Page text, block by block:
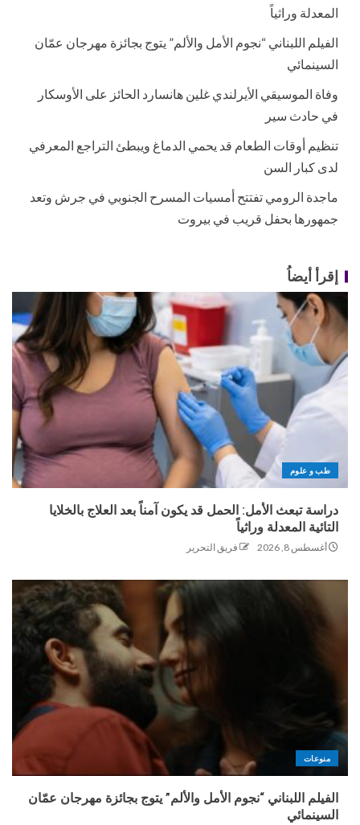
المعدلة وراثياً
الفيلم اللبناني “نجوم الأمل والألم” يتوج بجائزة مهرجان عمّان
السينمائي
وفاة الموسيقي الأيرلندي غلين هانسارد الحائز على الأوسكار
في حادث سير
تنظيم أوقات الطعام قد يحمي الدماغ ويبطئ التراجع المعرفي
لدى كبار السن
ماجدة الرومي تفتتح أمسيات المسرح الجنوبي في جرش وتعد
جمهورها بحفل قريب في بيروت
إقرأ أيضاُ
طب و علوم
دراسة تبعث الأمل: الحمل قد يكون آمناً بعد العلاج بالخلايا
التائية المعدلة وراثياً
أغسطس 8, 2026 فريق التحرير
منوعات
الفيلم اللبناني “نجوم الأمل والألم” يتوج بجائزة مهرجان عمّان
السينمائي